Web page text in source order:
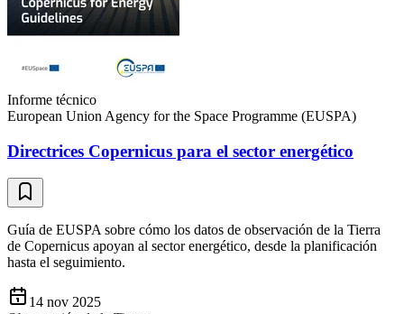
Informe técnico
European Union Agency for the Space Programme (EUSPA)
Directrices Copernicus para el sector energético
Guía de EUSPA sobre cómo los datos de observación de la Tierra
de Copernicus apoyan al sector energético, desde la planificación
hasta el seguimiento.
14 nov 2025